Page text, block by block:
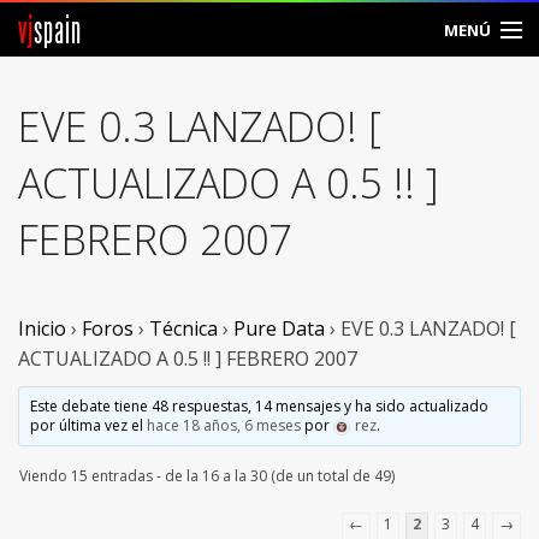
vjspain MENÚ
Foros
Noticias
Vjspain
Ayuda
Entrar
EVE 0.3 LANZADO! [
ACTUALIZADO A 0.5 !! ]
FEBRERO 2007
Inicio › Foros › Técnica › Pure Data › EVE 0.3 LANZADO! [
ACTUALIZADO A 0.5 !! ] FEBRERO 2007
Este debate tiene 48 respuestas, 14 mensajes y ha sido actualizado
por última vez el hace 18 años, 6 mesespor rez.
Viendo 15 entradas - de la 16 a la 30 (de un total de 49)
← 1 2 3 4 →